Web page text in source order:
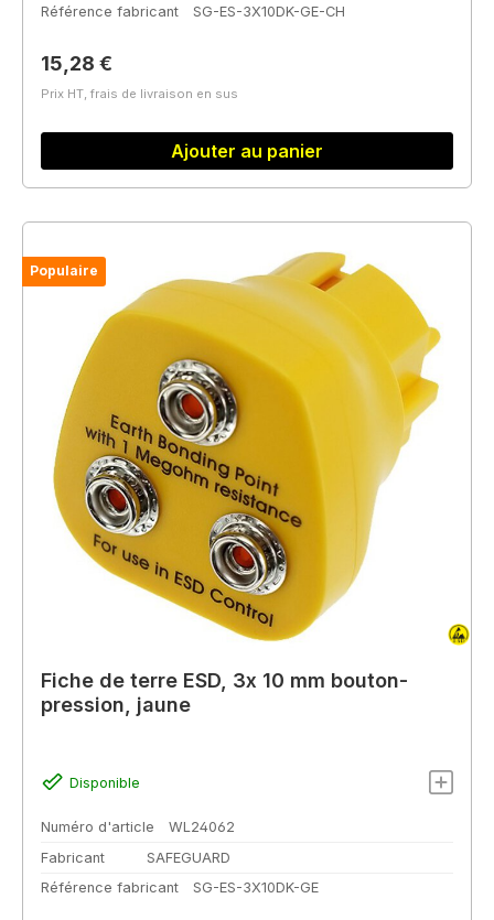
Référence fabricant
SG-ES-3X10DK-GE-CH
Prix régulier :
15,28 €
Prix HT, frais de livraison en sus
Ajouter au panier
Populaire
Fiche de terre ESD, 3x 10 mm bouton-
pression, jaune
Disponible
Numéro d'article
WL24062
Fabricant
SAFEGUARD
Référence fabricant
SG-ES-3X10DK-GE